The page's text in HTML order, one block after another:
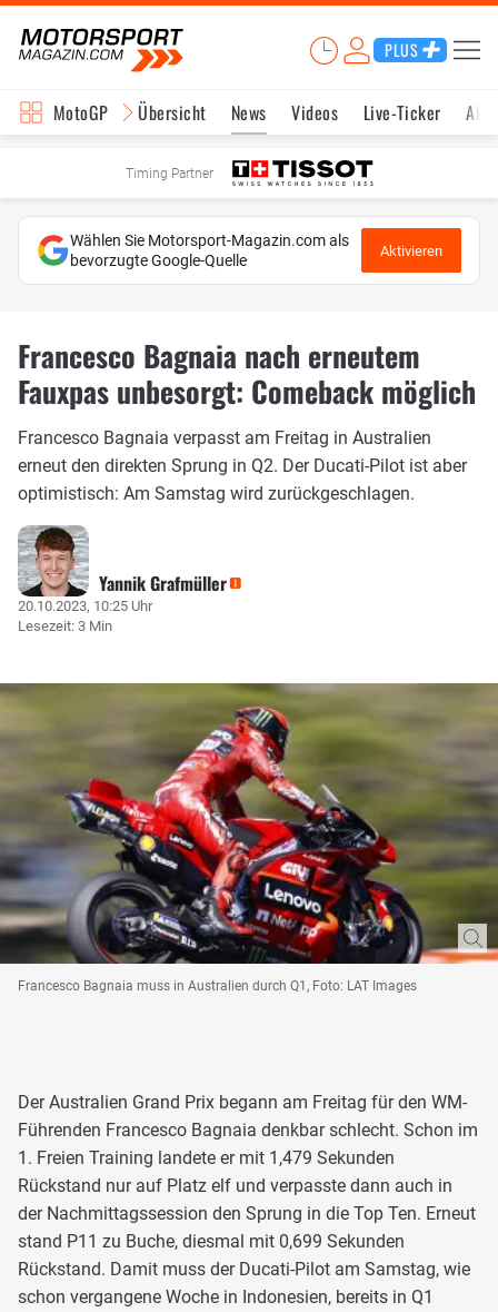
PLUS
MotoGP Übersicht News Videos Live-Ticker
Timing Partner
Wählen Sie Motorsport-Magazin.com als
bevorzugte Google-Quelle
Aktivieren
Francesco Bagnaia nach erneutem
Fauxpas unbesorgt: Comeback möglich
Francesco Bagnaia verpasst am Freitag in Australien
erneut den direkten Sprung in Q2. Der Ducati-Pilot ist aber
optimistisch: Am Samstag wird zurückgeschlagen.
Yannik Grafmüller
20.10.2023, 10:25 Uhr
Lesezeit: 3 Min
Francesco Bagnaia muss in Australien durch Q1, Foto: LAT Images
Der Australien Grand Prix begann am Freitag für den WM-
Führenden Francesco Bagnaia denkbar schlecht. Schon im
1. Freien Training landete er mit 1,479 Sekunden
Rückstand nur auf Platz elf und verpasste dann auch in
der Nachmittagssession den Sprung in die Top Ten. Erneut
stand P11 zu Buche, diesmal mit 0,699 Sekunden
Rückstand. Damit muss der Ducati-Pilot am Samstag, wie
schon vergangene Woche in Indonesien, bereits in Q1